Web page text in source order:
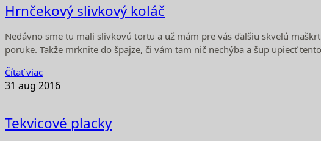
Hrnčekový slivkový koláč
Nedávno sme tu mali slivkovú tortu a už mám pre vás ďalšiu skvelú
poruke. Takže mrknite do špajze, či vám tam nič nechýba a šup upiecť
Čítať viac
31 aug 2016
Tekvicové placky